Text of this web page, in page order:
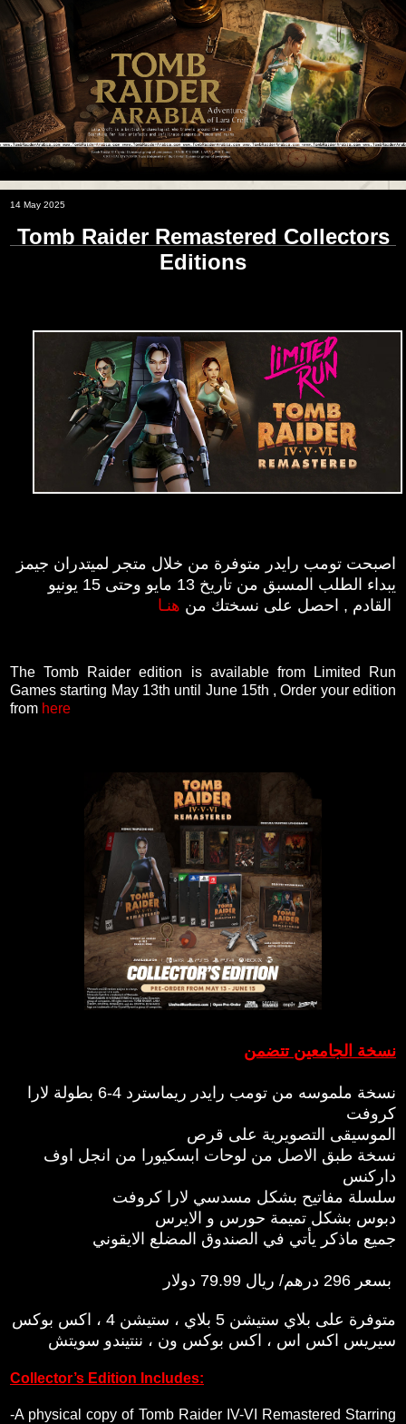
14 May 2025
Tomb Raider Remastered Collectors
Editions
اصبحت تومب رايدر متوفرة من خلال متجر لميتدران جيمز
يبداء الطلب المسبق من تاريخ 13 مايو وحتى 15 يونيو
القادم , احصل على نسختك من هنـا
The Tomb Raider edition is available from Limited Run
Games starting May 13th until June 15th , Order your edition
from here
نسخة الجامعين تتضمن
نسخة ملموسه من تومب رايدر ريماسترد 4-6 بطولة لارا
كروفت
الموسيقى التصويرية على قرص
نسخة طبق الاصل من لوحات ابسكيورا من انجل اوف
داركنس
سلسلة مفاتيح بشكل مسدسي لارا كروفت
دبوس بشكل تميمة حورس و الايرس
جميع ماذكر يأتي في الصندوق المضلع الايقوني
متوفرة على بلاي ستيشن 5 بلاي ، ستيشن 4 ، اكس بوكس
سيريس اكس اس ، اكس بوكس ون ، ننتيندو سويتش
Collector’s Edition Includes:
-A physical copy of Tomb Raider IV-VI Remastered Starring